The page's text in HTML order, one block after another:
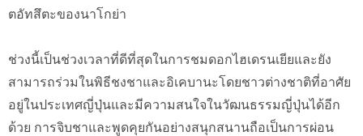
ตอัทสึตะของนาโกย่า
ช่วงนี้เป็นช่วงเวลาที่ดีที่สุดในการชมดอกไฮเดรนเยียและยัง
สามารถร่วมในพิธีชงชาและอิเคบานะโดยชาวต่างชาติที่อาศัย
อยู่ในประเทศญี่ปุ่นและมีความสนใจในวัฒนธรรมญี่ปุ่นได้อีก
ด้วย การจิบชาและพูดคุยกันอย่างสนุกสนานถือเป็นการผ่อน